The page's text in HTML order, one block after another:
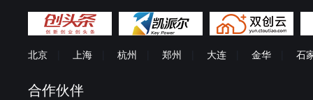
北京 上海 杭州 郑州 大连 金华 石
合作伙伴